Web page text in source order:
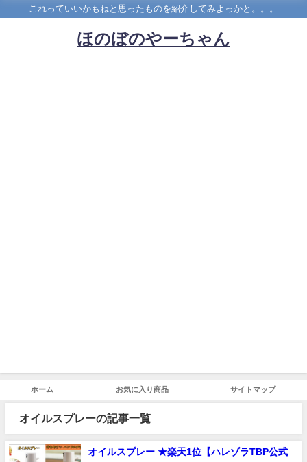
これっていいかもねと思ったものを紹介してみよっかと。。。
ほのぼのやーちゃん
ホーム お気に入り商品 サイトマップ
オイルスプレーの記事一覧
オイルスプレー ★楽天1位【ハレゾラTBP公式